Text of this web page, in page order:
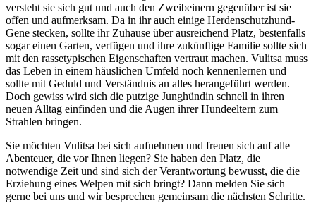
versteht sie sich gut und auch den Zweibeinern gegenüber ist sie
offen und aufmerksam. Da in ihr auch einige Herdenschutzhund-
Gene stecken, sollte ihr Zuhause über ausreichend Platz, bestenfalls
sogar einen Garten, verfügen und ihre zukünftige Familie sollte sich
mit den rassetypischen Eigenschaften vertraut machen. Vulitsa muss
das Leben in einem häuslichen Umfeld noch kennenlernen und
sollte mit Geduld und Verständnis an alles herangeführt werden.
Doch gewiss wird sich die putzige Junghündin schnell in ihren
neuen Alltag einfinden und die Augen ihrer Hundeeltern zum
Strahlen bringen.
Sie möchten Vulitsa bei sich aufnehmen und freuen sich auf alle
Abenteuer, die vor Ihnen liegen? Sie haben den Platz, die
notwendige Zeit und sind sich der Verantwortung bewusst, die die
Erziehung eines Welpen mit sich bringt? Dann melden Sie sich
gerne bei uns und wir besprechen gemeinsam die nächsten Schritte.